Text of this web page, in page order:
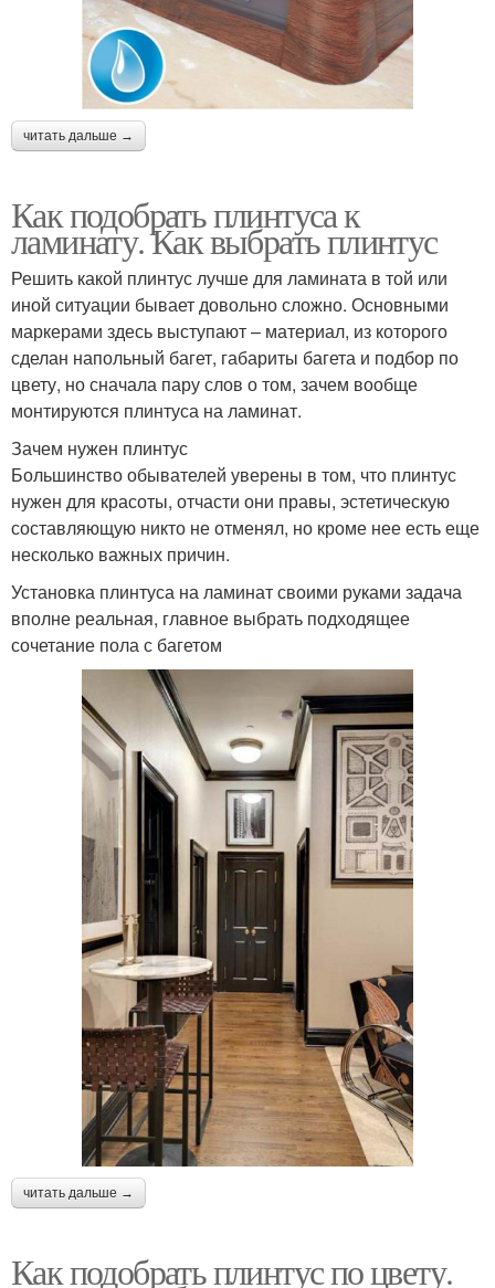
читать дальше →
Как подобрать плинтуса к
ламинату. Как выбрать плинтус
Решить какой плинтус лучше для ламината в той или
иной ситуации бывает довольно сложно. Основными
маркерами здесь выступают – материал, из которого
сделан напольный багет, габариты багета и подбор по
цвету, но сначала пару слов о том, зачем вообще
монтируются плинтуса на ламинат.
Зачем нужен плинтус
Большинство обывателей уверены в том, что плинтус
нужен для красоты, отчасти они правы, эстетическую
составляющую никто не отменял, но кроме нее есть еще
несколько важных причин.
Установка плинтуса на ламинат своими руками задача
вполне реальная, главное выбрать подходящее
сочетание пола с багетом
читать дальше →
Как подобрать плинтус по цвету.